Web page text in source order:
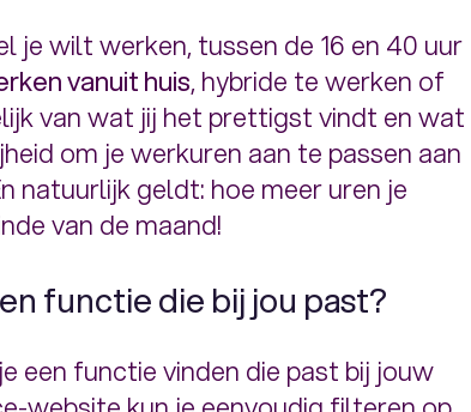
je wilt werken, tussen de 16 en 40 uur
vanuit huis, hybride te werken of
van wat jij het prettigst vindt en wat
om je werkuren aan te passen aan
natuurlijk geldt: hoe meer uren je
van de maand!
functie die bij jou past?
een functie vinden die past bij jouw